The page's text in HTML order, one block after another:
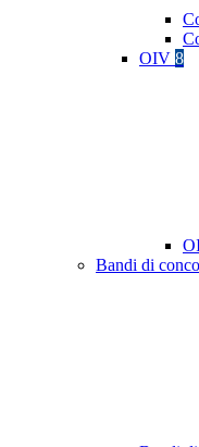
OIV 8
Bandi di